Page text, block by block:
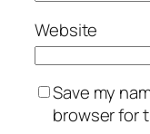
Website
Save my
browser for